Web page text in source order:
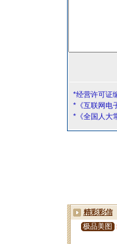
*经营许可证
*《互联网电
*《全国人大